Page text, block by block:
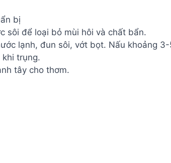
bị
sôi để loại bỏ mùi hôi và chất bẩn.
lạnh, đun sôi, vớt bọt. Nấu khoảng
khi trụng.
tây cho thơm.